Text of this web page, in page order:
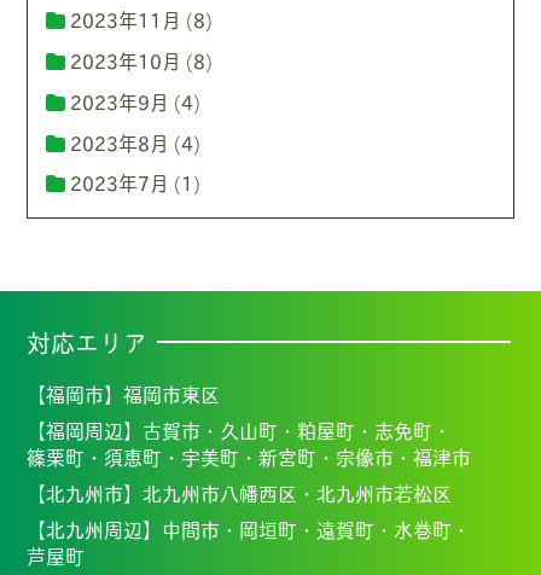
2023年11月 (8)
2023年10月 (8)
2023年9月 (4)
2023年8月 (4)
2023年7月 (1)
対応エリア
【福岡市】福岡市東区
【福岡周辺】 古賀市・ 久山町・粕屋町・ 志免町・
篠栗町・ 須恵町・ 宇美町・新宮町・ 宗像市・福津市
【北九州市】北九州市八幡西区・北九州市若松区
【北九州周辺】 中間市・ 岡垣町・遠賀町・ 水巻町・
芦屋町